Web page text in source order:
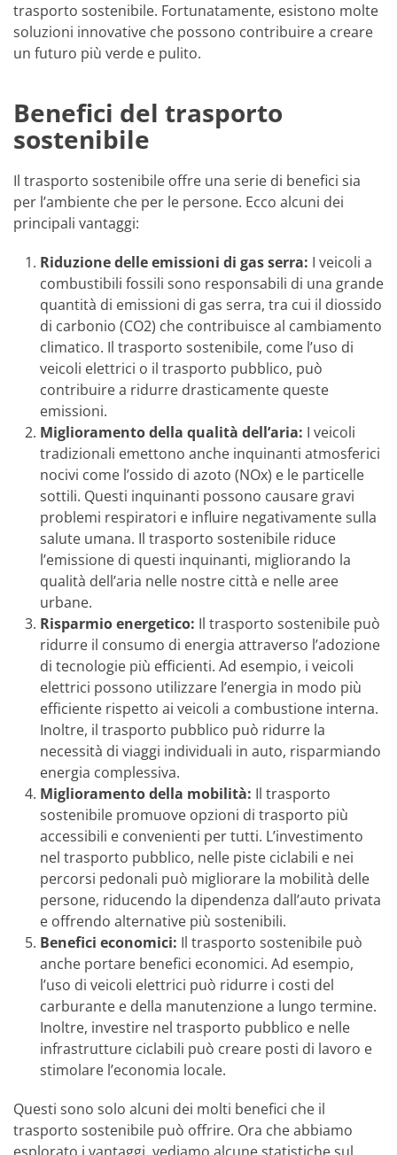
trasporto sostenibile. Fortunatamente, esistono molte
soluzioni innovative che possono contribuire a creare
un futuro più verde e pulito.
Benefici del trasporto
sostenibile
Il trasporto sostenibile offre una serie di benefici sia
per l’ambiente che per le persone. Ecco alcuni dei
principali vantaggi:
Riduzione delle emissioni di gas serra: I veicoli a
combustibili fossili sono responsabili di una grande
quantità di emissioni di gas serra, tra cui il diossido
di carbonio (CO2) che contribuisce al cambiamento
climatico. Il trasporto sostenibile, come l’uso di
veicoli elettrici o il trasporto pubblico, può
contribuire a ridurre drasticamente queste
emissioni.
Miglioramento della qualità dell’aria: I veicoli
tradizionali emettono anche inquinanti atmosferici
nocivi come l’ossido di azoto (NOx) e le particelle
sottili. Questi inquinanti possono causare gravi
problemi respiratori e influire negativamente sulla
salute umana. Il trasporto sostenibile riduce
l’emissione di questi inquinanti, migliorando la
qualità dell’aria nelle nostre città e nelle aree
urbane.
Risparmio energetico: Il trasporto sostenibile può
ridurre il consumo di energia attraverso l’adozione
di tecnologie più efficienti. Ad esempio, i veicoli
elettrici possono utilizzare l’energia in modo più
efficiente rispetto ai veicoli a combustione interna.
Inoltre, il trasporto pubblico può ridurre la
necessità di viaggi individuali in auto, risparmiando
energia complessiva.
Miglioramento della mobilità: Il trasporto
sostenibile promuove opzioni di trasporto più
accessibili e convenienti per tutti. L’investimento
nel trasporto pubblico, nelle piste ciclabili e nei
percorsi pedonali può migliorare la mobilità delle
persone, riducendo la dipendenza dall’auto privata
e offrendo alternative più sostenibili.
Benefici economici: Il trasporto sostenibile può
anche portare benefici economici. Ad esempio,
l’uso di veicoli elettrici può ridurre i costi del
carburante e della manutenzione a lungo termine.
Inoltre, investire nel trasporto pubblico e nelle
infrastrutture ciclabili può creare posti di lavoro e
stimolare l’economia locale.
Questi sono solo alcuni dei molti benefici che il
trasporto sostenibile può offrire. Ora che abbiamo